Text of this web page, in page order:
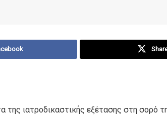
της ιατροδικαστικής εξέτασης στη σορό